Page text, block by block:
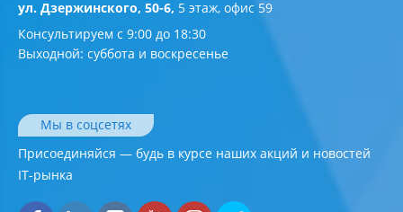
ул. Дзержинского, 50-6, 5 этаж, офис 59
Консультируем с 9:00 до 18:30
Выходной: суббота и воскресенье
Мы в соцсетях
Присоединяйся — будь в курсе наших акций и новостей
IT-рынка